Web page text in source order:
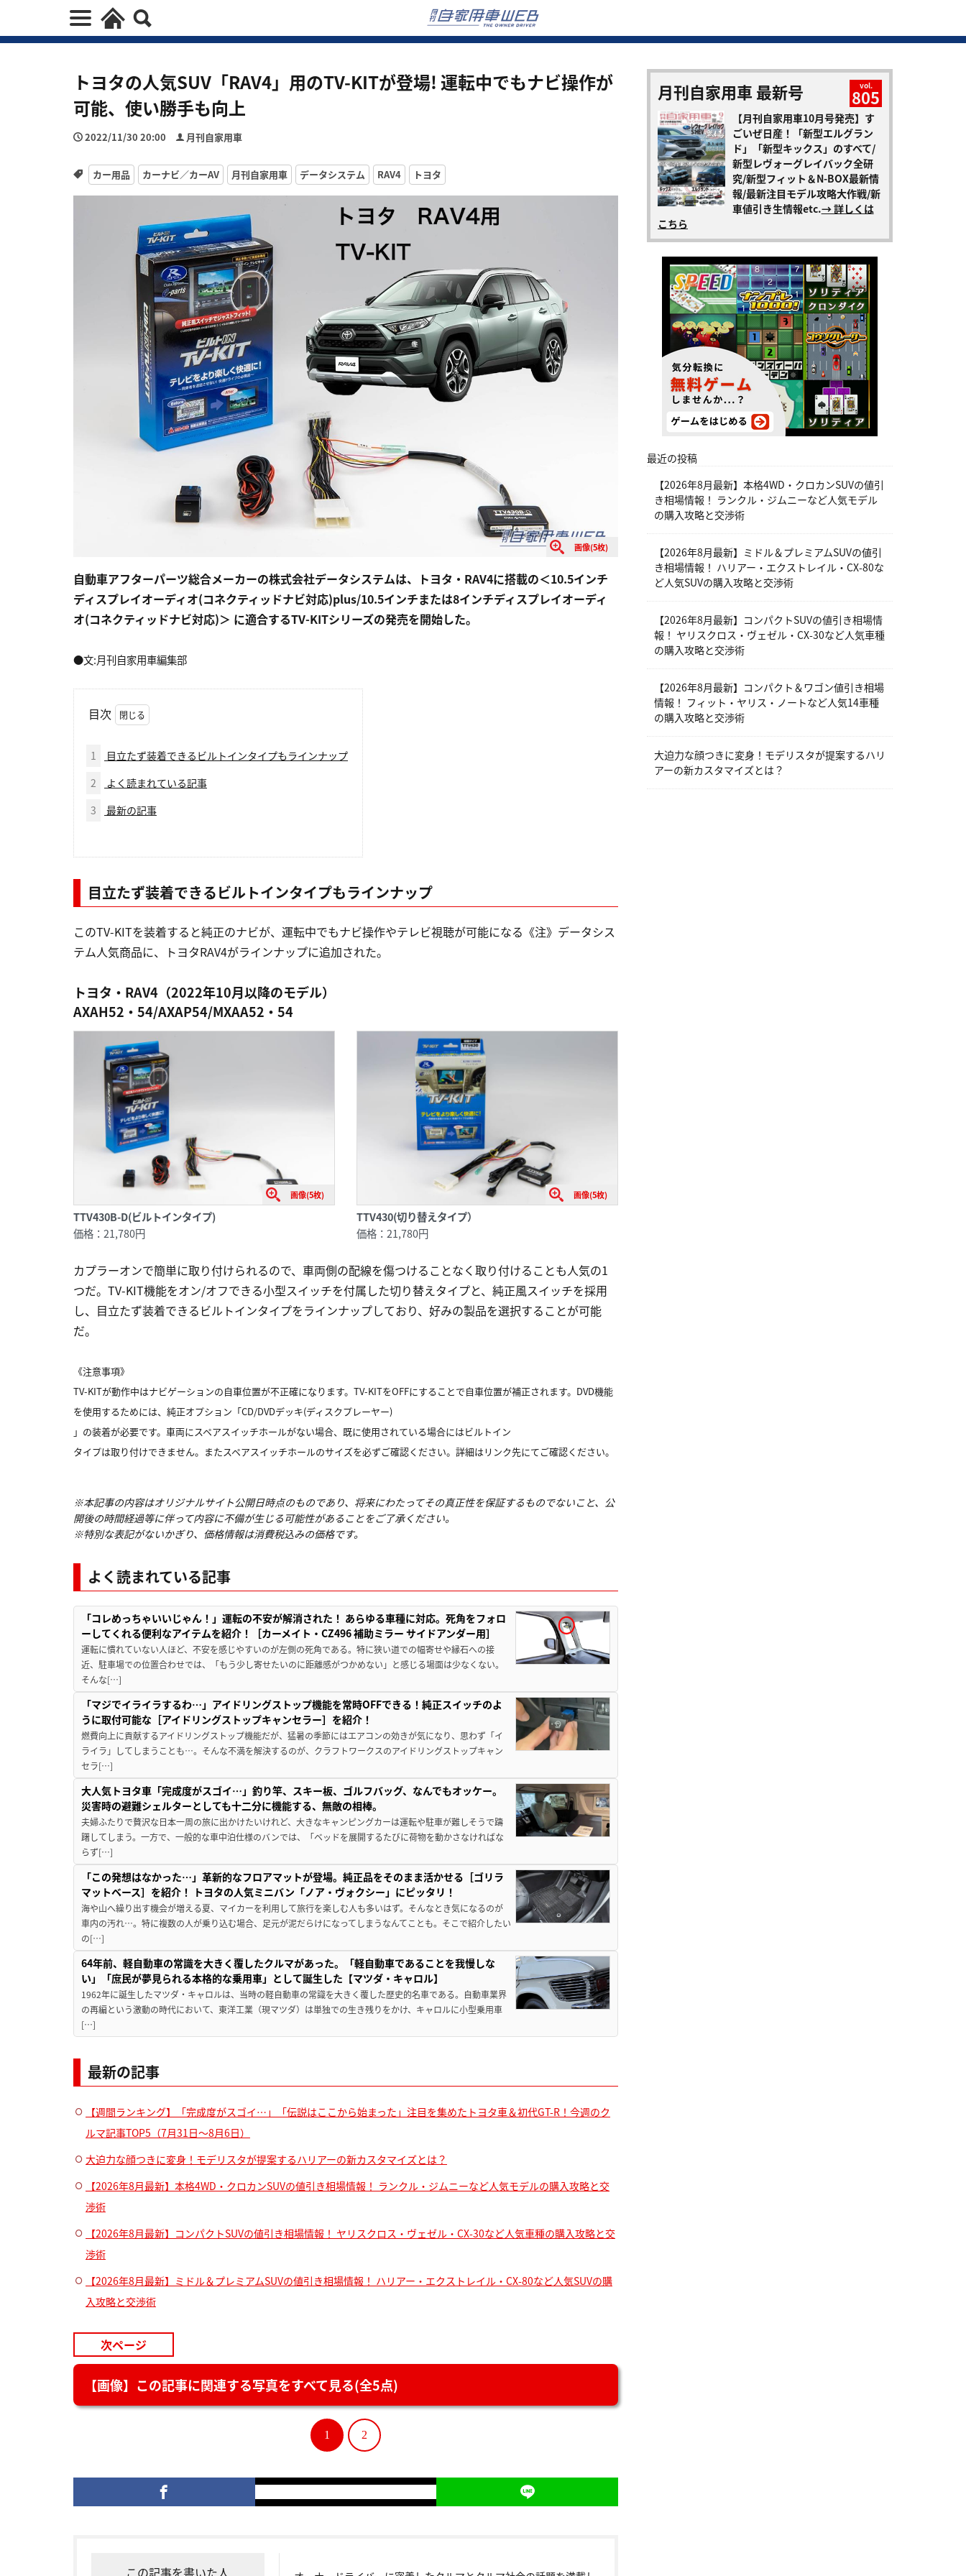
トヨタの人気SUV「RAV4」用のTV-KITが登場! 運転中でもナビ操作が
可能、使い勝手も向上
2022/11/30 20:00 月刊自家用車
カー用品 カーナビ／カーAV 月刊自家用車 データシステム RAV4 トヨタ
画像(5枚)
自動車アフターパーツ総合メーカーの株式会社データシステムは、トヨタ・RAV4に搭載の＜10.5インチ
ディスプレイオーディオ(コネクティッドナビ対応)plus/10.5インチまたは8インチディスプレイオーディ
オ(コネクティッドナビ対応)＞ に適合するTV-KITシリーズの発売を開始した。
●文:月刊自家用車編集部
目次
1
目立たず装着できるビルトインタイプもラインナップ
2
よく読まれている記事
3
最新の記事
目立たず装着できるビルトインタイプもラインナップ
このTV-KITを装着すると純正のナビが、運転中でもナビ操作やテレビ視聴が可能になる《注》データシス
テム人気商品に、トヨタRAV4がラインナップに追加された。
トヨタ・RAV4（2022年10月以降のモデル）
AXAH52・54/AXAP54/MXAA52・54
画像(5枚)
TTV430B-D(ビルトインタイプ)
価格：21,780円
画像(5枚)
TTV430(切り替えタイプ）
価格：21,780円
カプラーオンで簡単に取り付けられるので、車両側の配線を傷つけることなく取り付けることも人気の1
つだ。TV-KIT機能をオン/オフできる小型スイッチを付属した切り替えタイプと、純正風スイッチを採用
し、目立たず装着できるビルトインタイプをラインナップしており、好みの製品を選択することが可能
だ。
《注意事項》
TV-KITが動作中はナビゲーションの自車位置が不正確になります。TV-KITをOFFにすることで自車位置が補正されます。DVD機能
を使用するためには、純正オプション「CD/DVDデッキ(ディスクプレーヤー)
」の装着が必要です。車両にスペアスイッチホールがない場合、既に使用されている場合にはビルトイン
タイプは取り付けできません。またスペアスイッチホールのサイズを必ずご確認ください。詳細はリンク先にてご確認ください。
※本記事の内容はオリジナルサイト公開日時点のものであり、将来にわたってその真正性を保証するものでないこと、公
開後の時間経過等に伴って内容に不備が生じる可能性があることをご了承ください。
※特別な表記がないかぎり、価格情報は消費税込みの価格です。
よく読まれている記事
「コレめっちゃいいじゃん！」運転の不安が解消された！ あらゆる車種に対応。死角をフォロ
ーしてくれる便利なアイテムを紹介！［カーメイト・CZ496 補助ミラー サイドアンダー用］
運転に慣れていない人ほど、不安を感じやすいのが左側の死角である。特に狭い道での幅寄せや縁石への接
近、駐車場での位置合わせでは、「もう少し寄せたいのに距離感がつかめない」と感じる場面は少なくない。
そんな[…]
「マジでイライラするわ…」アイドリングストップ機能を常時OFFできる！純正スイッチのよ
うに取付可能な［アイドリングストップキャンセラー］を紹介！
燃費向上に貢献するアイドリングストップ機能だが、猛暑の季節にはエアコンの効きが気になり、思わず「イ
ライラ」してしまうことも…。そんな不満を解決するのが、クラフトワークスのアイドリングストップキャン
セラ[…]
大人気トヨタ車「完成度がスゴイ…」釣り竿、スキー板、ゴルフバッグ、なんでもオッケー。
災害時の避難シェルターとしても十二分に機能する、無敵の相棒。
夫婦ふたりで贅沢な日本一周の旅に出かけたいけれど、大きなキャンピングカーは運転や駐車が難しそうで躊
躇してしまう。一方で、一般的な車中泊仕様のバンでは、「ベッドを展開するたびに荷物を動かさなければな
らず[…]
「この発想はなかった…」革新的なフロアマットが登場。純正品をそのまま活かせる［ゴリラ
マットベース］を紹介！ トヨタの人気ミニバン「ノア・ヴォクシー」にピッタリ！
海や山へ繰り出す機会が増える夏、マイカーを利用して旅行を楽しむ人も多いはず。そんなとき気になるのが
車内の汚れ…。特に複数の人が乗り込む場合、足元が泥だらけになってしまうなんてことも。そこで紹介したい
の[…]
64年前、軽自動車の常識を大きく覆したクルマがあった。「軽自動車であることを我慢しな
い」「庶民が夢見られる本格的な乗用車」として誕生した【マツダ・キャロル】
1962年に誕生したマツダ・キャロルは、当時の軽自動車の常識を大きく覆した歴史的名車である。自動車業界
の再編という激動の時代において、東洋工業（現マツダ）は単独での生き残りをかけ、キャロルに小型乗用車
[…]
最新の記事
【週間ランキング】「完成度がスゴイ…」「伝説はここから始まった」注目を集めたトヨタ車＆初代GT-R！今週のク
ルマ記事TOP5（7月31日〜8月6日）
大迫力な顔つきに変身！モデリスタが提案するハリアーの新カスタマイズとは？
【2026年8月最新】本格4WD・クロカンSUVの値引き相場情報！ ランクル・ジムニーなど人気モデルの購入攻略と交
渉術
【2026年8月最新】コンパクトSUVの値引き相場情報！ ヤリスクロス・ヴェゼル・CX-30など人気車種の購入攻略と交
渉術
【2026年8月最新】ミドル＆プレミアムSUVの値引き相場情報！ ハリアー・エクストレイル・CX-80など人気SUVの購
入攻略と交渉術
次ページ
【画像】この記事に関連する写真をすべて見る(全5点)
1 2
月刊自家用車 最新号 vol.
805
【月刊自家用車10月号発売】す
ごいぜ日産！「新型エルグラン
ド」「新型キックス」のすべて/
新型レヴォーグレイバック全研
究/新型フィット＆N-BOX最新情
報/最新注目モデル攻略大作戦/新
車値引き生情報etc.→ 詳しくは
こちら
最近の投稿
【2026年8月最新】本格4WD・クロカンSUVの値引
き相場情報！ ランクル・ジムニーなど人気モデル
の購入攻略と交渉術
【2026年8月最新】ミドル＆プレミアムSUVの値引
き相場情報！ ハリアー・エクストレイル・CX-80な
ど人気SUVの購入攻略と交渉術
【2026年8月最新】コンパクトSUVの値引き相場情
報！ ヤリスクロス・ヴェゼル・CX-30など人気車種
の購入攻略と交渉術
【2026年8月最新】コンパクト＆ワゴン値引き相場
情報！ フィット・ヤリス・ノートなど人気14車種
の購入攻略と交渉術
大迫力な顔つきに変身！モデリスタが提案するハリ
アーの新カスタマイズとは？